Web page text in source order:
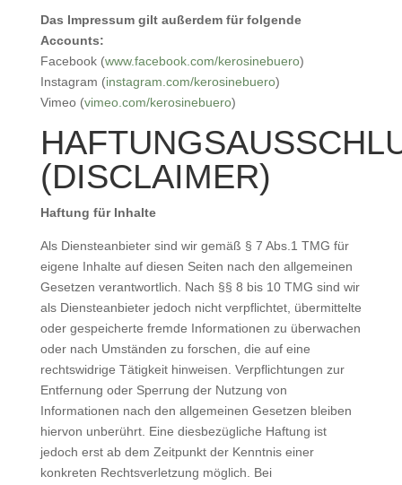
Das Impressum gilt außerdem für folgende
Accounts:
Facebook (www.facebook.com/kerosinebuero)
Instagram (instagram.com/kerosinebuero)
Vimeo (vimeo.com/kerosinebuero)
(DISCLAIMER)
Haftung für Inhalte
Als Diensteanbieter sind wir gemäß § 7 Abs.1 TMG für
eigene Inhalte auf diesen Seiten nach den allgemeinen
Gesetzen verantwortlich. Nach §§ 8 bis 10 TMG sind wir
als Diensteanbieter jedoch nicht verpflichtet, übermittelte
oder gespeicherte fremde Informationen zu überwachen
oder nach Umständen zu forschen, die auf eine
rechtswidrige Tätigkeit hinweisen. Verpflichtungen zur
Entfernung oder Sperrung der Nutzung von
Informationen nach den allgemeinen Gesetzen bleiben
hiervon unberührt. Eine diesbezügliche Haftung ist
jedoch erst ab dem Zeitpunkt der Kenntnis einer
konkreten Rechtsverletzung möglich. Bei